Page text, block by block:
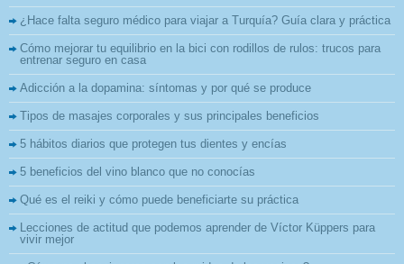
¿Hace falta seguro médico para viajar a Turquía? Guía clara y práctica
Cómo mejorar tu equilibrio en la bici con rodillos de rulos: trucos para
entrenar seguro en casa
Adicción a la dopamina: síntomas y por qué se produce
Tipos de masajes corporales y sus principales beneficios
5 hábitos diarios que protegen tus dientes y encías
5 beneficios del vino blanco que no conocías
Qué es el reiki y cómo puede beneficiarte su práctica
Lecciones de actitud que podemos aprender de Víctor Küppers para
vivir mejor